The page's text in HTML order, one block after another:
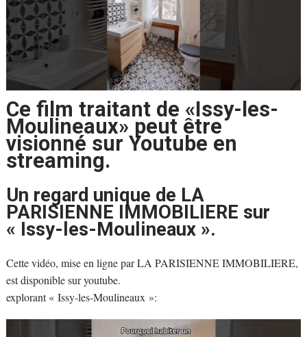
Ce film traitant de «Issy-les-
Moulineaux» peut être
visionné sur Youtube en
streaming.
Un regard unique de LA
PARISIENNE IMMOBILIERE sur
« Issy-les-Moulineaux ».
Cette vidéo, mise en ligne par LA PARISIENNE IMMOBILIERE,
est disponible sur youtube.
explorant « Issy-les-Moulineaux »: